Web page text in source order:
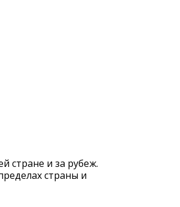
стране и за рубеж.
страны и